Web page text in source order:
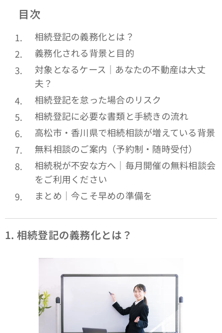
目次
相続登記の義務化とは？
義務化される背景と目的
対象となるケース｜あなたの不動産は大丈
夫？
相続登記を怠った場合のリスク
相続登記に必要な書類と手続きの流れ
高松市・香川県で相続相談が増えている背景
無料相談のご案内（予約制・随時受付）
相続税が不安な方へ｜毎月開催の無料相談会
をご利用ください
まとめ｜今こそ早めの準備を
1. 相続登記の義務化とは？